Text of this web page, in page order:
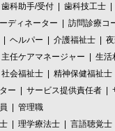
歯科助手/受付 歯科技工士
ディネーター
訪問診療コ
ヘルパー 介護福祉士
主任ケアマネージャー 生活
社会福祉士 精神保健福祉士
ー
サービス提供責任者
管理職
理学療法士 言語聴覚士